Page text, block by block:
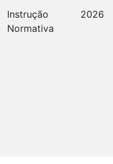
Instrução
Normativa
2026